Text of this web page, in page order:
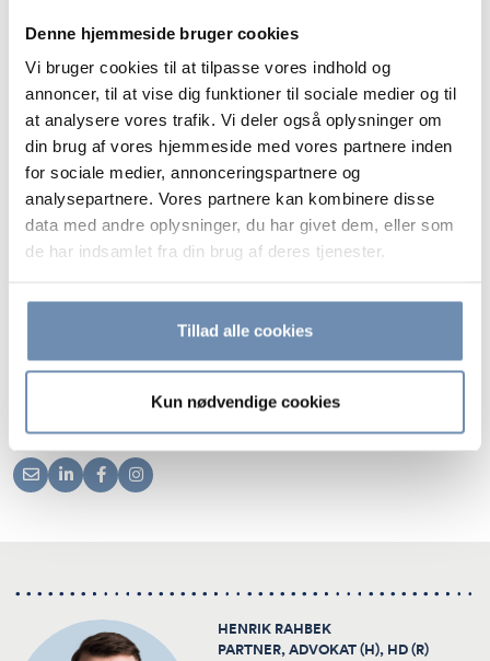
Denne hjemmeside bruger cookies
Vi bruger cookies til at tilpasse vores indhold og
annoncer, til at vise dig funktioner til sociale medier og til
at analysere vores trafik. Vi deler også oplysninger om
din brug af vores hjemmeside med vores partnere inden
for sociale medier, annonceringspartnere og
analysepartnere. Vores partnere kan kombinere disse
data med andre oplysninger, du har givet dem, eller som
de har indsamlet fra din brug af deres tjenester.
Tillad alle cookies
Kun nødvendige cookies
handlet som minimum groft uagtsomt.
Hvis du eller din virksomhed er blevet involveret i en
skattekontrol og har fået foretaget en ekstraordinær
ændring af en skatte- eller afgiftsansættelse, bistår vi
gerne med en gratis vurdering af sagen.
Du er velkommen til – helt uforpligtende – at kontakte os
for rådgivning om håndteringen af det videre forløb.
Fagligt Indstik September 2024: Ekstraordinær
genoptagelse som følge af som minimum grov
HENRIK RAHBEK
PARTNER, ADVOKAT (H), HD (R)